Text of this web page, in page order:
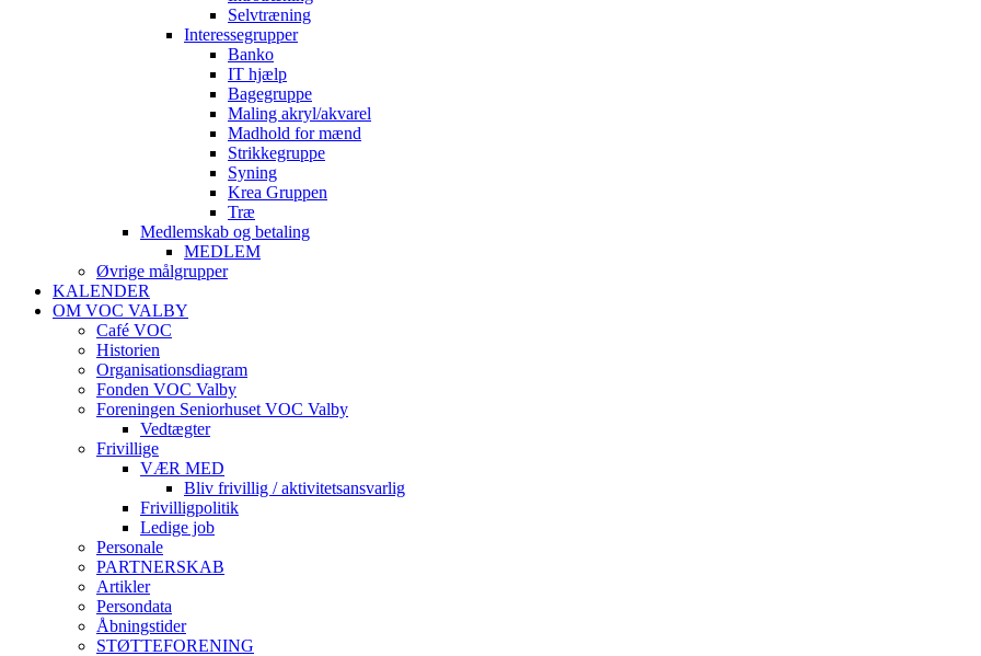
Selvtræning
Interessegrupper
Banko
IT hjælp
Bagegruppe
Maling akryl/akvarel
Madhold for mænd
Strikkegruppe
Syning
Krea Gruppen
Træ
Medlemskab og betaling
MEDLEM
Øvrige målgrupper
KALENDER
OM VOC VALBY
Café VOC
Historien
Organisationsdiagram
Fonden VOC Valby
Foreningen Seniorhuset VOC Valby
Vedtægter
Frivillige
VÆR MED
Bliv frivillig / aktivitetsansvarlig
Frivilligpolitik
Ledige job
Personale
PARTNERSKAB
Artikler
Persondata
Åbningstider
STØTTEFORENING